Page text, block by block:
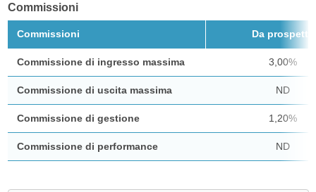
Commissioni
Commissioni Da prospetto
Commissione di ingresso massima 3,00%
Commissione di uscita massima ND
Commissione di gestione 1,20%
Commissione di performance ND